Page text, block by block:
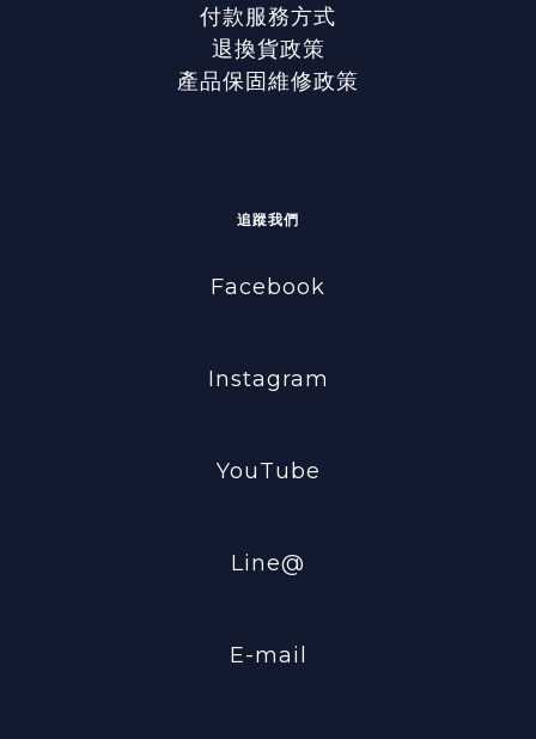
付款服務方式
退換貨政策
產品保固維修政策
追蹤我們
Facebook
Instagram
YouTube
Line@
E-mail